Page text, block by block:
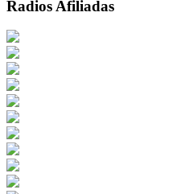
Radios Afiliadas